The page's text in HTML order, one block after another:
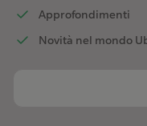
Approfondimenti
Novità nel mondo